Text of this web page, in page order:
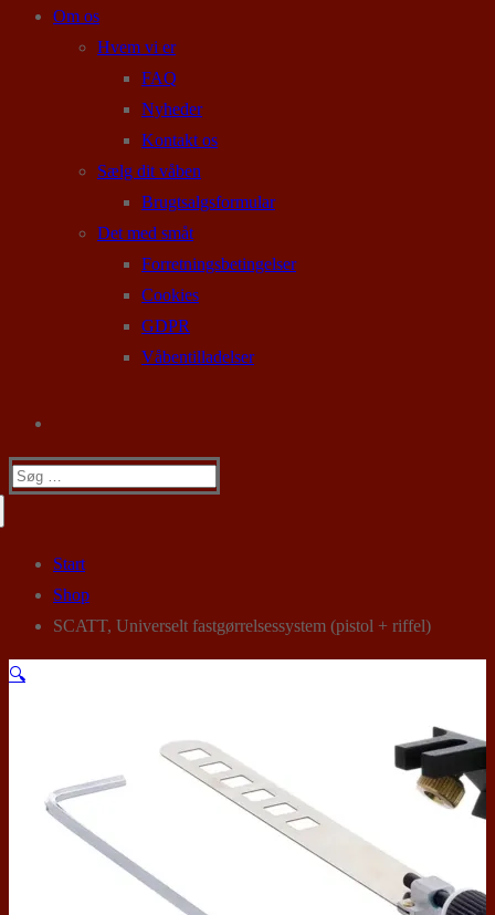
Om os
Hvem vi er
FAQ
Nyheder
Kontakt os
Sælg dit våben
Brugtsalgsformular
Det med småt
Forretningsbetingelser
Cookies
GDPR
Våbentilladelser
Søg
Start
Shop
SCATT, Universelt fastgørrelsessystem (pistol + riffel)
🔍